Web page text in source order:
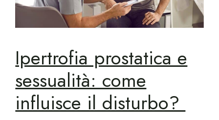
Ipertrofia prostatica e
sessualità: come
influisce il disturbo?